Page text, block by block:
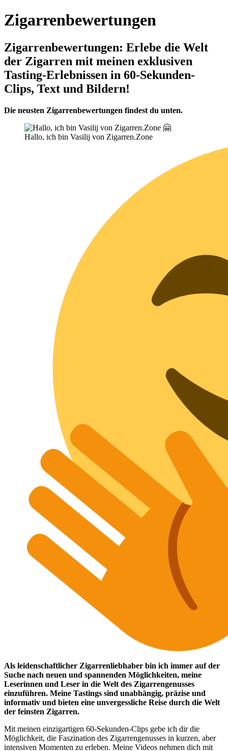
Zigarrenbewertungen
Zigarrenbewertungen: Erlebe die Welt
der Zigarren mit meinen exklusiven
Tasting-Erlebnissen in 60-Sekunden-
Clips, Text und Bildern!
Die neusten Zigarrenbewertungen findest du unten.
Hallo, ich bin Vasilij von Zigarren.Zone
Als leidenschaftlicher Zigarrenliebhaber bin ich immer auf der
Suche nach neuen und spannenden Möglichkeiten, meine
Leserinnen und Leser in die Welt des Zigarrengenusses
einzuführen. Meine Tastings sind unabhängig, präzise und
informativ und bieten eine unvergessliche Reise durch die Welt
der feinsten Zigarren.
Mit meinen einzigartigen 60-Sekunden-Clips gebe ich dir die
Möglichkeit, die Faszination des Zigarrengenusses in kurzen, aber
intensiven Momenten zu erleben. Meine Videos nehmen dich mit